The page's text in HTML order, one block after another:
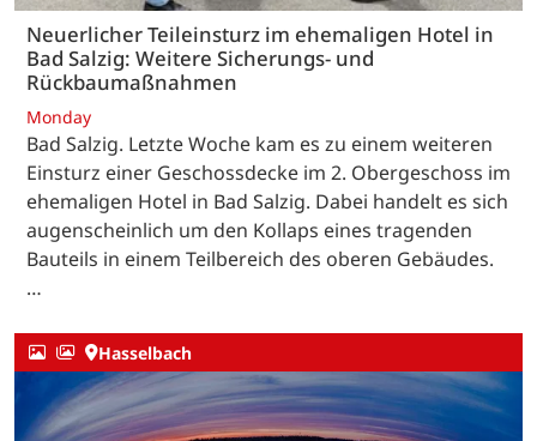
Neuerlicher Teileinsturz im ehemaligen Hotel in
Bad Salzig: Weitere Sicherungs- und
Rückbaumaßnahmen
Monday
Bad Salzig. Letzte Woche kam es zu einem weiteren
Einsturz einer Geschossdecke im 2. Obergeschoss im
ehemaligen Hotel in Bad Salzig. Dabei handelt es sich
augenscheinlich um den Kollaps eines tragenden
Bauteils in einem Teilbereich des oberen Gebäudes.
…
Hasselbach